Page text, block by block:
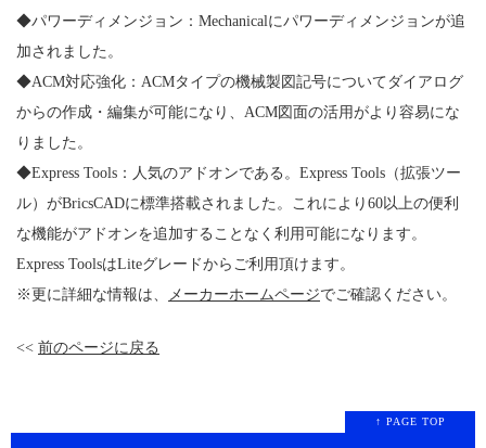
◆パワーディメンジョン：Mechanicalにパワーディメンジョンが追
加されました。
◆ACM対応強化：ACMタイプの機械製図記号についてダイアログ
からの作成・編集が可能になり、ACM図面の活用がより容易にな
りました。
◆Express Tools：人気のアドオンである。Express Tools（拡張ツー
ル）がBricsCADに標準搭載されました。これにより60以上の便利
な機能がアドオンを追加することなく利用可能になります。
Express ToolsはLiteグレードからご利用頂けます。
※更に詳細な情報は、
メーカーホームページでご確認ください。
<< 前のページに戻る
↑ PAGE TOP